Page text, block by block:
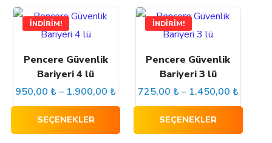
İNDIRIM!
Pencere Güvenlik
Bariyeri 4 lü
950,00 ₺ – 1.900,00 ₺
SEÇENEKLER
İNDIRIM!
Pencere Güvenlik
Bariyeri 3 lü
725,00 ₺ – 1.450,00 ₺
SEÇENEKLER